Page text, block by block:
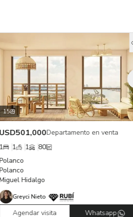
Departamento en venta
1
80
Nieto
visita Whatsapp